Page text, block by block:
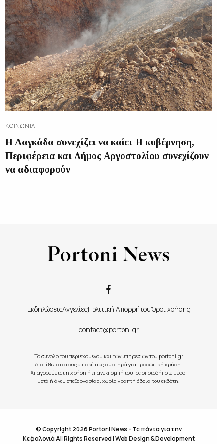
ΚΟΙΝΩΝΊΑ
Η Λαγκάδα συνεχίζει να καίει-Η κυβέρνηση,
Περιφέρεια και Δήμος Αργοστολίου συνεχίζουν
να αδιαφορούν
ΕκδηλώσειςΑγγελίεςΠολιτική ΑπορρήτουΌροι χρήσης
contact@portoni.gr
Το σύνολο του περιεχομένου και των υπηρεσιών του portoni.gr
διατίθεται στους επισκέπτες αυστηρά για προσωπική χρήση.
Απαγορεύεται η χρήση ή επανεκπομπή του, σε οποιοδήποτε μέσο,
μετά ή άνευ επεξεργασίας, χωρίς γραπτή άδεια του εκδότη.
© Copyright 2026 Portoni News - Τα πάντα για την
Κεφαλονιά All Rights Reserved |Web Design & Development